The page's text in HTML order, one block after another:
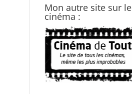
Mon autre site sur le
cinéma :